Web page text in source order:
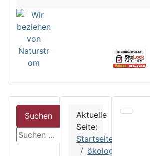
Suchen
suchen
Aktuelle
Seite:
Startseite
ökologisc